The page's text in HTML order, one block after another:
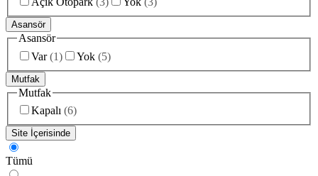
Asansör
Asansör
Var (1) Yok (5)
Mutfak
Mutfak
Kapalı (6)
Site İçerisinde
Tümü